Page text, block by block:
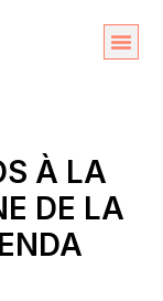
À LA
DE LA